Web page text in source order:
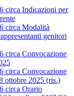
circa Indicazioni per
circa Modalità
genitori
circa Convocazione
circa Convocazione
ottobre 2025 (ris.)
circa Orario